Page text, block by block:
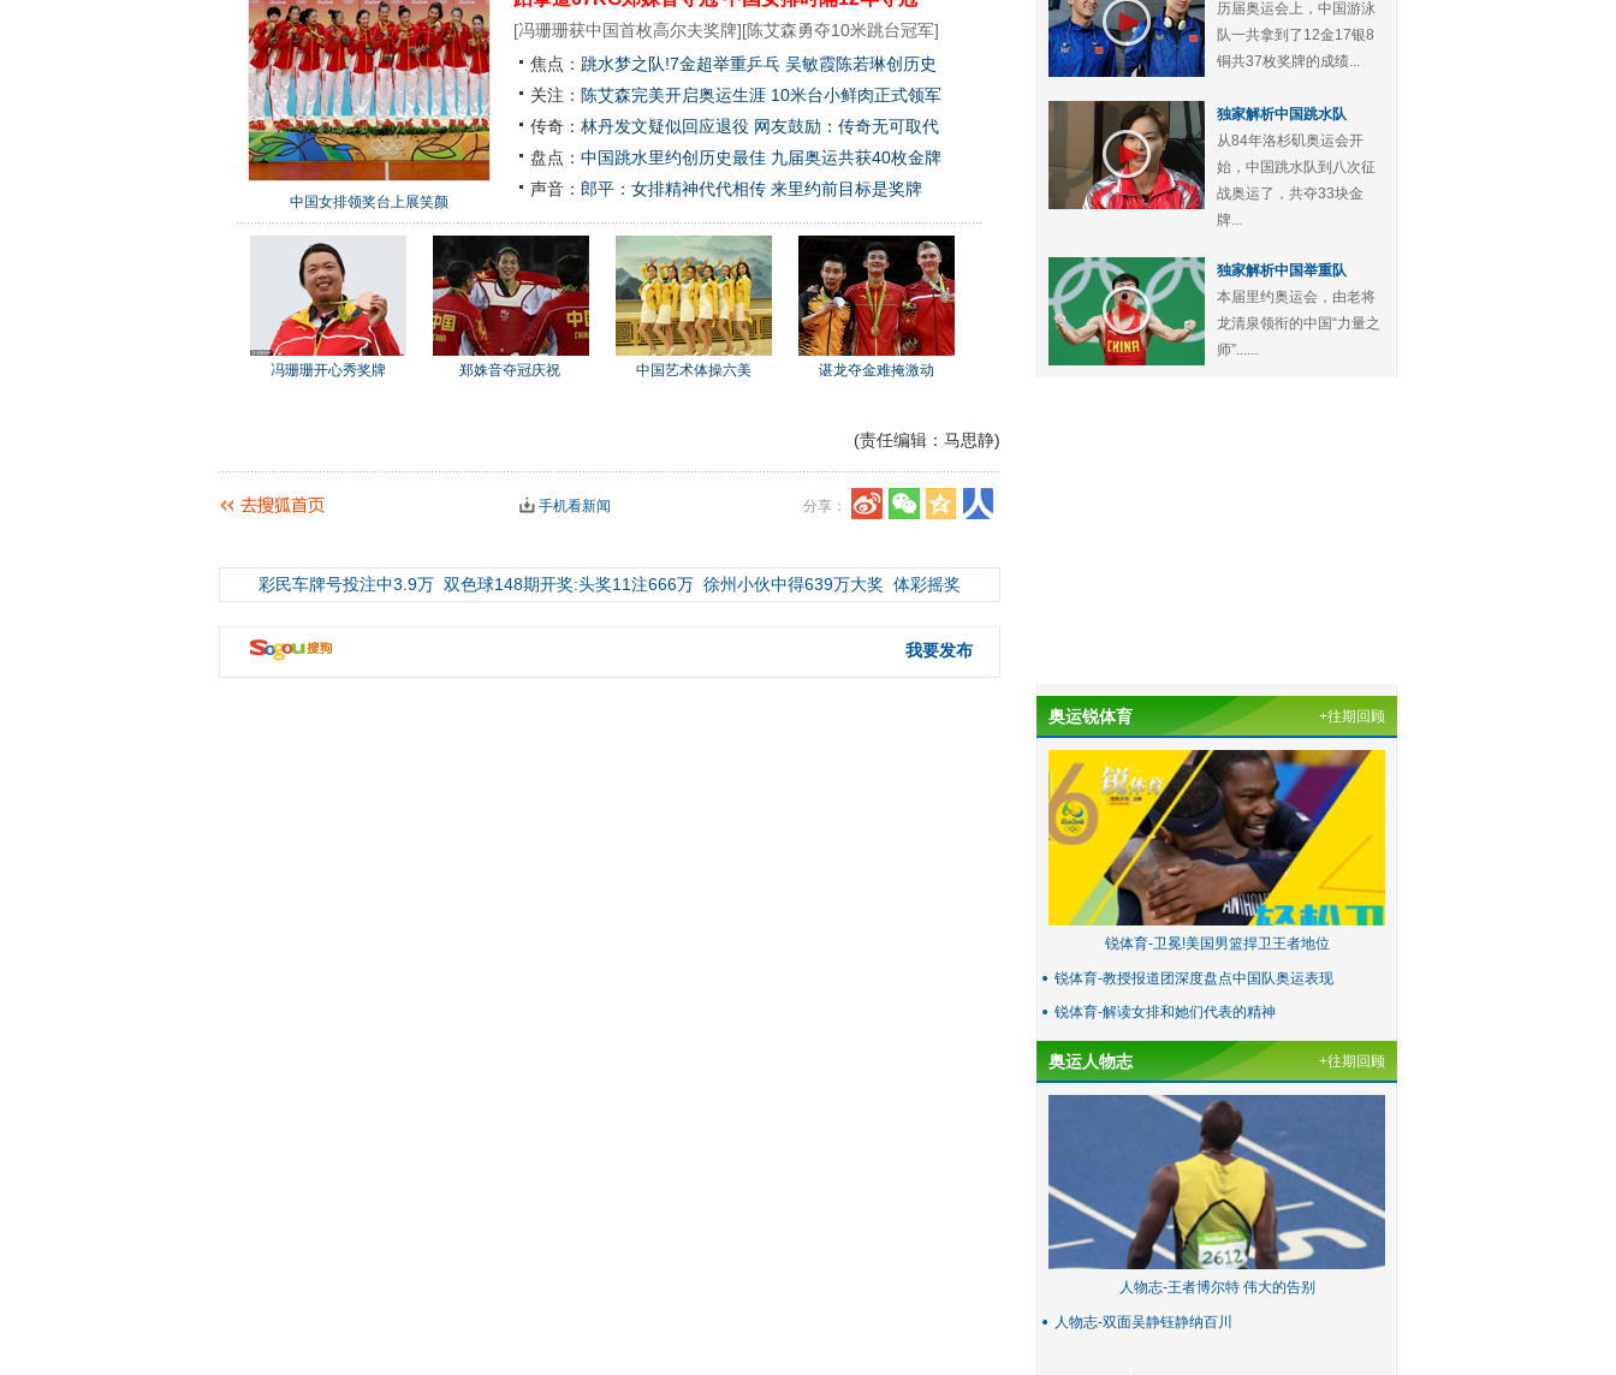
中国女排领奖台上展笑颜
[冯珊珊获中国首枚高尔夫奖牌][陈艾森勇夺10米跳台冠军]
焦点： 跳水梦之队!7金超举重乒乓 吴敏霞陈若琳创历史
关注： 陈艾森完美开启奥运生涯 10米台小鲜肉正式领军
传奇： 林丹发文疑似回应退役 网友鼓励：传奇无可取代
盘点： 中国跳水里约创历史最佳 九届奥运共获40枚金牌
声音： 郎平：女排精神代代相传 来里约前目标是奖牌
冯珊珊开心秀奖牌 郑姝音夺冠庆祝 中国艺术体操六美 谌龙夺金难掩激动
(责任编辑：马思静)
分享：
手机看新闻
彩民车牌号投注中3.9万 双色球148期开奖:头奖11注666万 徐州小伙中得639万大奖 体彩摇奖
我要发布
历届奥运会上，中国游泳
队一共拿到了12金17银8
铜共37枚奖牌的成绩...
独家解析中国跳水队
从84年洛杉矶奥运会开
始，中国跳水队到八次征
战奥运了，共夺33块金
牌...
独家解析中国举重队
本届里约奥运会，由老将
龙清泉领衔的中国“力量之
师”......
奥运锐体育 +往期回顾
锐体育-卫冕!美国男篮捍卫王者地位
锐体育-教授报道团深度盘点中国队奥运表现
锐体育-解读女排和她们代表的精神
奥运人物志 +往期回顾
人物志-王者博尔特 伟大的告别
人物志-双面吴静钰静纳百川